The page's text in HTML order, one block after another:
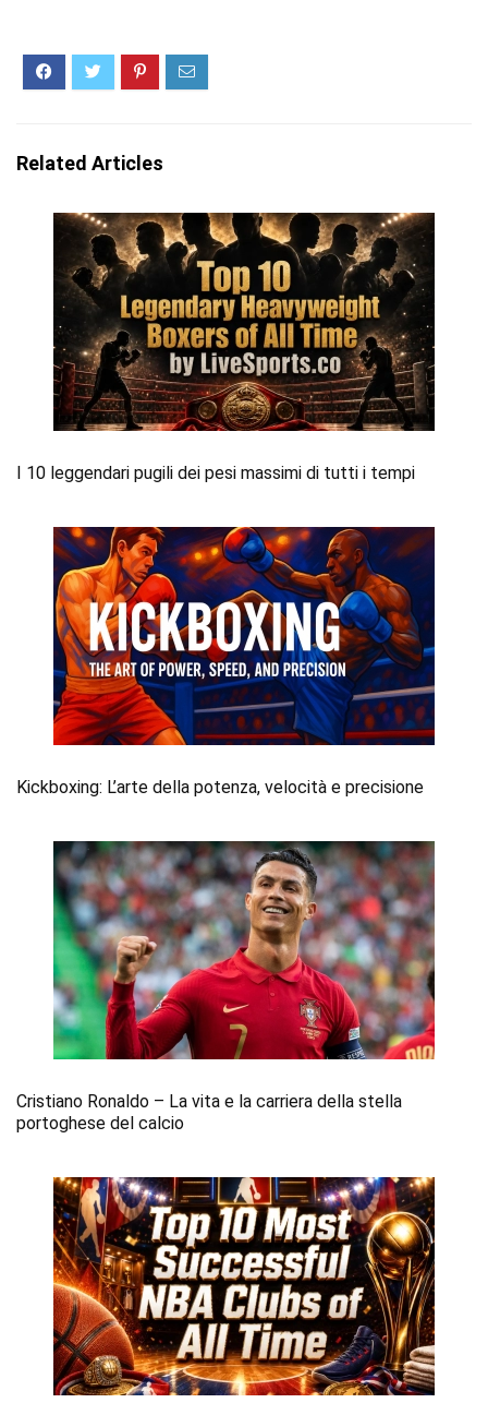
Related Articles
I 10 leggendari pugili dei pesi massimi di tutti i tempi
Kickboxing: L’arte della potenza, velocità e precisione
Cristiano Ronaldo – La vita e la carriera della stella
portoghese del calcio